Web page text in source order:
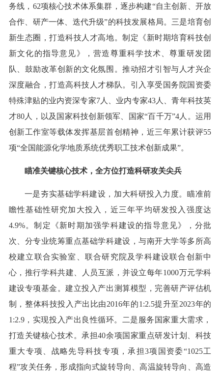
务线，62项核心技术体系集群，逐步构建“自主创新、开放
合作、研产一体、迭代升级”的科技发展格局。三是培育创
新生态圈，打造科技人才高地。制定《新时期培育科技创
新文化的指导意见》，营造尊重科学技术、尊重研发团
队、鼓励改革创新的文化氛围。推动招才引智与人才兴企
深度融合，打造高科技人才梯队。引入享受国务院国资委
特殊津贴的业内资深专家7人、业内专家43人、青年科技英
才80人，以及国家科技创新领军、国家“百千万”4人。运用
创新工作室等载体发挥基层首创精神，近三年累计获评55
项“全国能源化学地质系统优秀职工技术创新成果”。
瞄准关键核心技术，全方位打造科研攻关尖兵
一是夯实基础学科建设，加大科研投入力度。瞄准前
瞻性基础性研究加大投入，近三年平均研发投入强度达
4.9%。制定《新时期加强学科建设的指导意见》，分批
次、分专业统筹重点基础学科建设，与南开大学等多所高
校建立联合实验室、联合研究院及学科建设联合创新中
心，推行学科共建、人员互派，并设立每年1000万元学科
建设专项基金。建立投入产出测算模型，完善研产评估机
制，整体科技投入产出比由2016年的1:2.5提升至2023年的
1:2.9，实现投入产出良性循环。二是服务国家重大需求，
打造关键核心技术。承担40余项国家重点研发计划、科技
重大专项、战略先导科技专项，承担3项国资委“1025工
程”攻关任务，形成指向式旋转导向、高温旋转导向、高造